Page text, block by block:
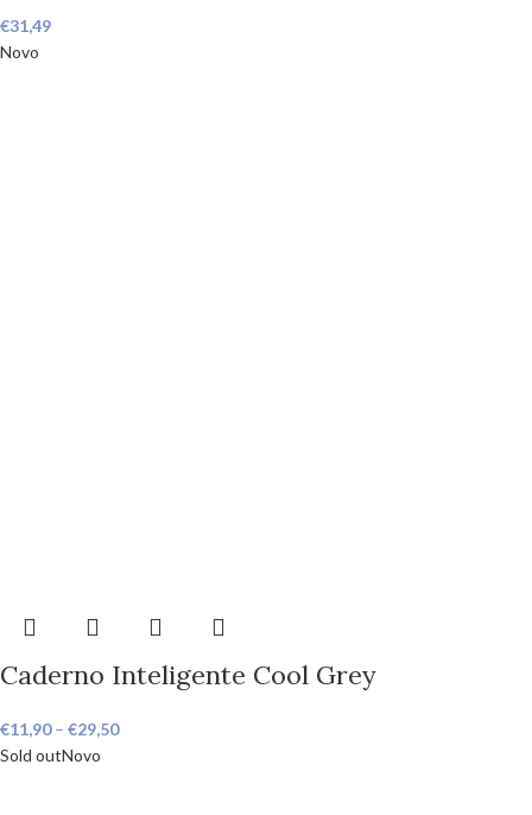
€31,49
Novo
Caderno Inteligente Cool Grey
€11,90 – €29,50
Sold outNovo